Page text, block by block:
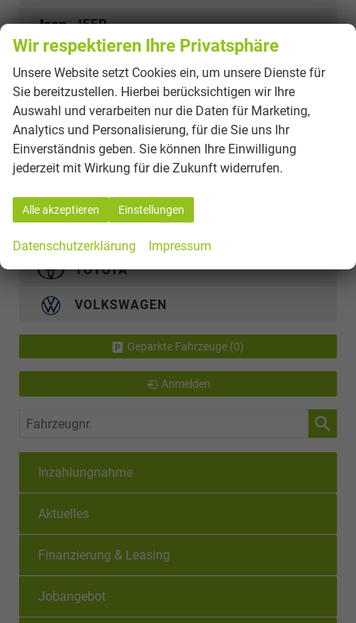
JEEP
MERCEDES-BENZ
NISSAN
OPEL
SEAT
SKODA
TOYOTA
VOLKSWAGEN
Geparkte Fahrzeuge (0)
Anmelden
Fahrzeugnr.
Inzahlungnahme
Aktuelles
Finanzierung & Leasing
Jobangebot
Wir respektieren Ihre Privatsphäre
Unsere Website setzt Cookies ein, um unsere Dienste für
Sie bereitzustellen. Hierbei berücksichtigen wir Ihre
Auswahl und verarbeiten nur die Daten für Marketing,
Analytics und Personalisierung, für die Sie uns Ihr
Einverständnis geben. Sie können Ihre Einwilligung
jederzeit mit Wirkung für die Zukunft widerrufen.
Alle akzeptieren Einstellungen
Datenschutzerklärung Impressum